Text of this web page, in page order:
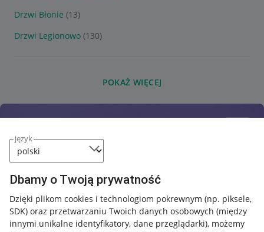
język
Dbamy o Twoją prywatność
Dzięki plikom cookies i technologiom pokrewnym (np. piksele,
SDK) oraz przetwarzaniu Twoich danych osobowych (między
innymi unikalne identyfikatory, dane przeglądarki), możemy
Drzwi Błonie (13)
Drzwi Legionowo (130)
POKAŻ WIĘCEJ